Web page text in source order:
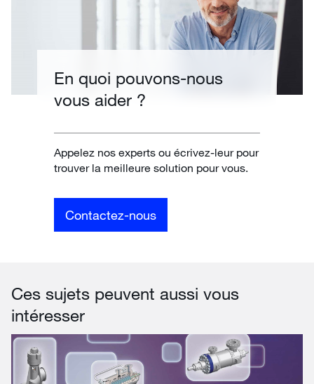
En quoi pouvons-nous
vous aider ?
Appelez nos experts ou écrivez-leur pour
trouver la meilleure solution pour vous.
Contactez-nous
Ces sujets peuvent aussi vous
intéresser